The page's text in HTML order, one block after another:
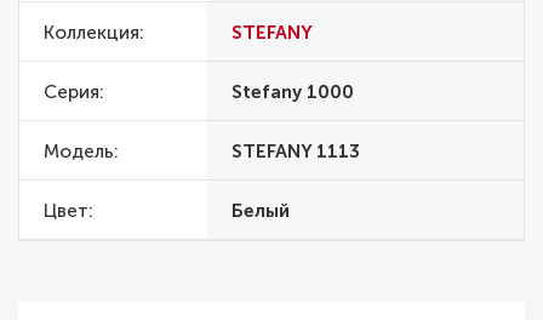
Коллекция STEFANY
Серия Stefany 1000
Модель STEFANY 1113
Цвет Белый